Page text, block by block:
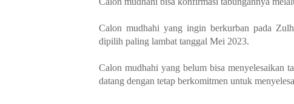
Calon mudhahi yang ingin berkurban pada
dipilih paling lambat tanggal Mei 2023.
Calon mudhahi yang belum bisa menyelesaikan
datang dengan tetap berkomitmen untuk